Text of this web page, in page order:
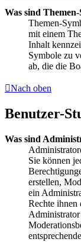
Was sind Themen-
Themen-
mit einem
Inhalt
Symbole zu
ab, die die
Nach oben
Benutzer-
Was sind
Sie können
erstellen,
ein
Rechte ihnen